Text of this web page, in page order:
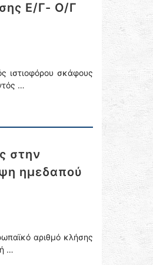
Ε/Γ- Ο/Γ
ιστιοφόρου σκάφους
…
στην
ημεδαπού
αριθμό κλήσης
…